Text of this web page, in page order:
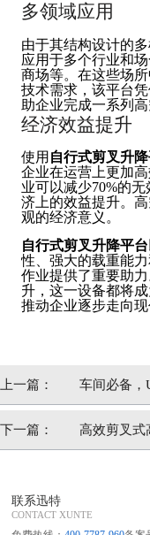
多领域应用
由于其结构设计的多
应用于多个行业和
商场等。在这些场
技术需求，该平台
助企业完成一系列高
经济效益提升
使用 自行式剪叉升
企业在运营上更加
业可以减少70%的
济上的效益提升。
观的经济意义。
自行式剪叉升降平台
性、强大的载重能
作业提供了重要助
升，这一设备都将
推动企业逐步走向现
上一篇： 车间必备，
下一篇： 高效剪叉式
联系迅特
CONTACT XUNTE